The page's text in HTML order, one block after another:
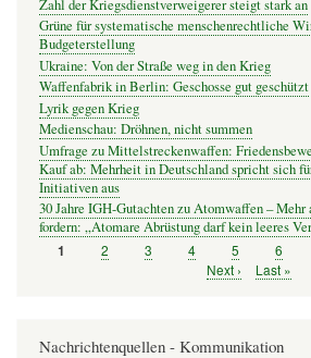
Zahl der Kriegsdienstverweigerer steigt stark an
Grüne für systematische menschenrechtliche
Budgeterstellung
Ukraine: Von der Straße weg in den Krieg
Waffenfabrik in Berlin: Geschosse gut geschützt
Lyrik gegen Krieg
Medienschau: Dröhnen, nicht summen
Umfrage zu Mittelstreckenwaffen:
Kauf ab: Mehrheit in Deutschland spricht sich
Initiativen aus
30 Jahre IGH-Gutachten zu Atomwaffen – Mehr
fordern: „Atomare Abrüstung darf kein leeres
Seitennummerierung
Seite
1 Seite
2 Seite
3 Seite
4 Seite
5 Seite
6
Nächste
Next ›
Letzte
Last »
Nachrichtenquellen - Kommunikation